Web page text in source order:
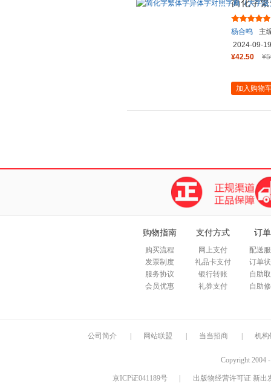
简化字
杨合鸣
主
2024-09-19
¥42.50
加入购物
购物指南
购买流程
发票制度
服务协议
会员优惠
支付方式
网上支付
礼品卡支付
银行转账
礼券支付
订
配送
订单
自助
自助
公司简介 网站联盟 当当招商 机构
Copyright 2004
京ICP证041189号
出版物经营许可证 新出